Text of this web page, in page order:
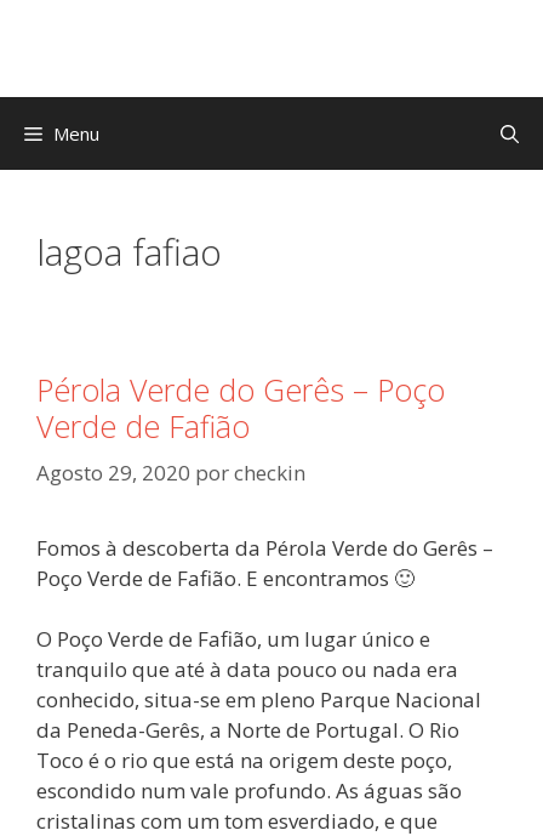
conteúdo
Menu
lagoa fafiao
Pérola Verde do Gerês – Poço
Verde de Fafião
Agosto 29, 2020 porcheckin
Fomos à descoberta da Pérola Verde do Gerês –
Poço Verde de Fafião. E encontramos 🙂
O Poço Verde de Fafião, um lugar único e
tranquilo que até à data pouco ou nada era
conhecido, situa-se em pleno Parque Nacional
da Peneda-Gerês, a Norte de Portugal. O Rio
Toco é o rio que está na origem deste poço,
escondido num vale profundo. As águas são
cristalinas com um tom esverdiado, e que